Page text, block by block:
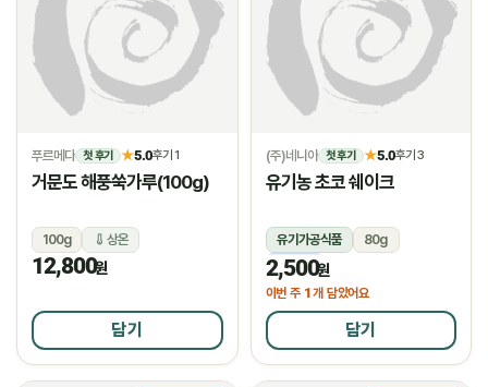
푸르메다 첫 후기 ★5.0후기 1
거문도 해풍쑥가루(100g)
100g 상온
12,800원
담기
(주)네니아 첫 후기 ★5.0후기 3
유기농 초코 쉐이크
유기가공식품
80g
냉동
2,500원
이번 주 1개 담았어요
담기